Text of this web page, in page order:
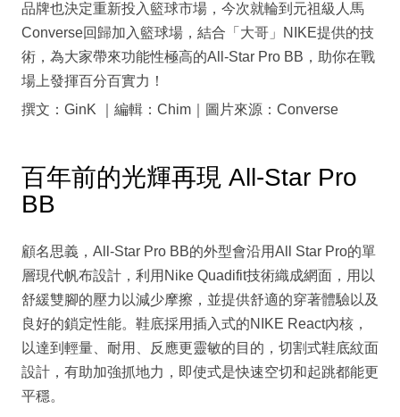
品牌也決定重新投入籃球市場，今次就輪到元祖級人馬
Converse回歸加入籃球場，結合「大哥」NIKE提供的技
術，為大家帶來功能性極高的All-Star Pro BB，助你在戰
場上發揮百分百實力！
撰文：GinK ｜編輯：Chim｜圖片來源：Converse
百年前的光輝再現 All-Star Pro
BB
顧名思義，All-Star Pro BB的外型會沿用All Star Pro的單
層現代帆布設計，利用Nike Quadifit技術織成網面，用以
舒緩雙腳的壓力以減少摩擦，並提供舒適的穿著體驗以及
良好的鎖定性能。鞋底採用插入式的NIKE React內核，
以達到輕量、耐用、反應更靈敏的目的，切割式鞋底紋面
設計，有助加強抓地力，即使式是快速空切和起跳都能更
平穩。